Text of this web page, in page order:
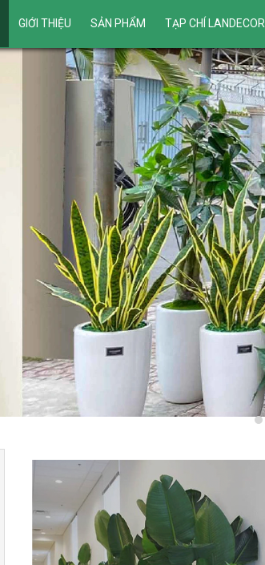
GIỚI THIỆU SẢN PHẨM TẠP CHÍ LANDECOR